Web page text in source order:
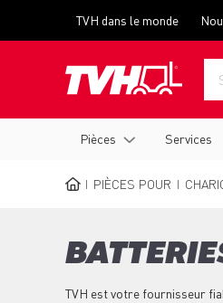
menu
TVH dans le monde
navigation
Pièces Services
PIÈCES POUR
TVH est votre fournisseur